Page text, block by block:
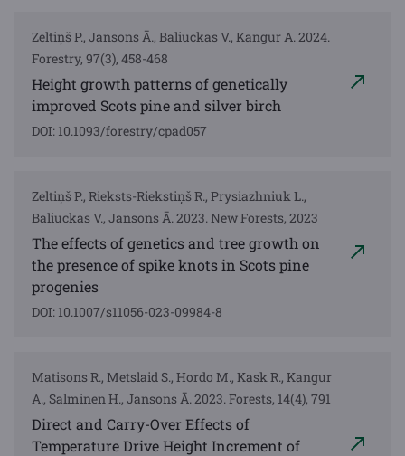
Zeltiņš P., Jansons Ā., Baliuckas V., Kangur A. 2024.
Forestry, 97(3), 458-468
Height growth patterns of genetically
improved Scots pine and silver birch
DOI: 10.1093/forestry/cpad057
Zeltiņš P., Rieksts-Riekstiņš R., Prysiazhniuk L.,
Baliuckas V., Jansons Ā. 2023. New Forests, 2023
The effects of genetics and tree growth on
the presence of spike knots in Scots pine
progenies
DOI: 10.1007/s11056-023-09984-8
Matisons R., Metslaid S., Hordo M., Kask R., Kangur
A., Salminen H., Jansons Ā. 2023. Forests, 14(4), 791
Direct and Carry-Over Effects of
Temperature Drive Height Increment of